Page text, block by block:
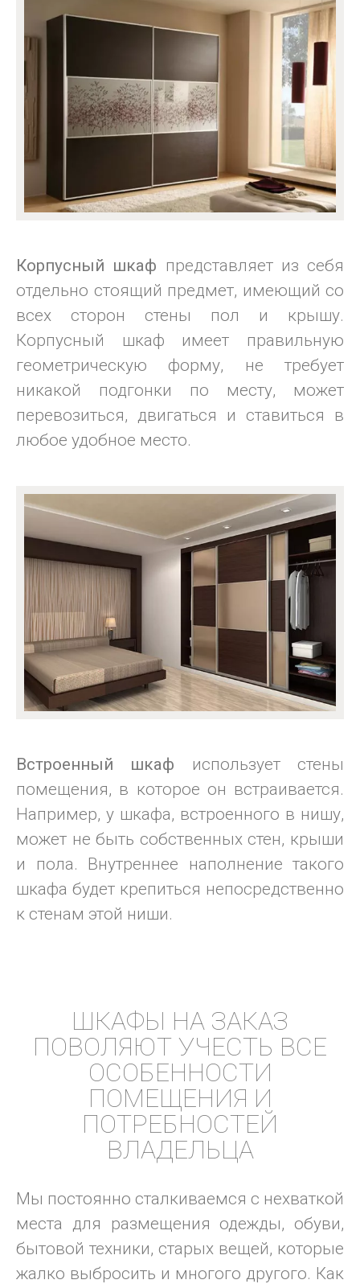
Корпусный шкаф представляет из себя
отдельно стоящий предмет, имеющий со
всех сторон стены пол и крышу.
Корпусный шкаф имеет правильную
геометрическую форму, не требует
никакой подгонки по месту, может
перевозиться, двигаться и ставиться в
любое удобное место.
Встроенный шкаф использует стены
помещения, в которое он встраивается.
Например, у шкафа, встроенного в нишу,
может не быть собственных стен, крыши
и пола. Внутреннее наполнение такого
шкафа будет крепиться непосредственно
к стенам этой ниши.
ШКАФЫ НА ЗАКАЗ
ПОВОЛЯЮТ УЧЕСТЬ ВСЕ
ОСОБЕННОСТИ
ПОМЕЩЕНИЯ И
ПОТРЕБНОСТЕЙ
ВЛАДЕЛЬЦА
Мы постоянно сталкиваемся с нехваткой
места для размещения одежды, обуви,
бытовой техники, старых вещей, которые
жалко выбросить и многого другого. Как